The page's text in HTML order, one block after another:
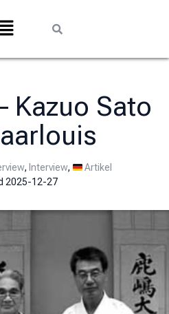
Kazuo Sato
, Interview,
Artikel
2025-12-27